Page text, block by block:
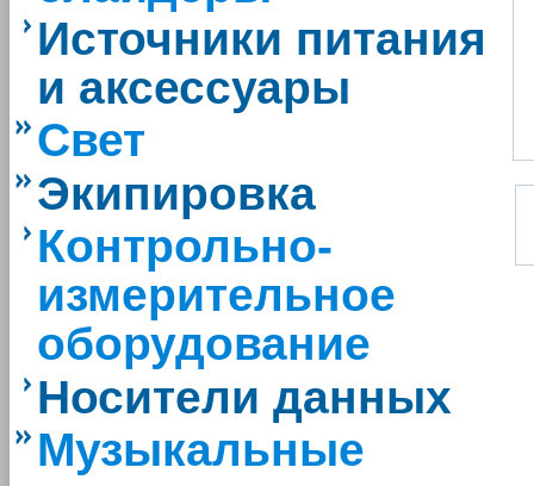
Источники питания
и аксессуары
Свет
Экипировка
Контрольно-
измерительное
оборудование
Носители данных
Музыкальные